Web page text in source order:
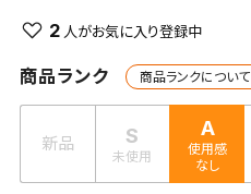
2
商品ランク 商品ランクについて
新品 S
未使用
A
使用感
なし